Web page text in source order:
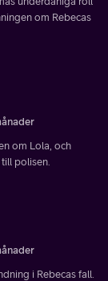
om Rebecas
om Lola, och
polisen.
i Rebecas fall.